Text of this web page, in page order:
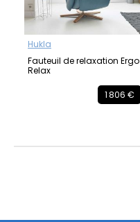
Hukla
Fauteuil de relaxation Ergo
Relax
1 806 €